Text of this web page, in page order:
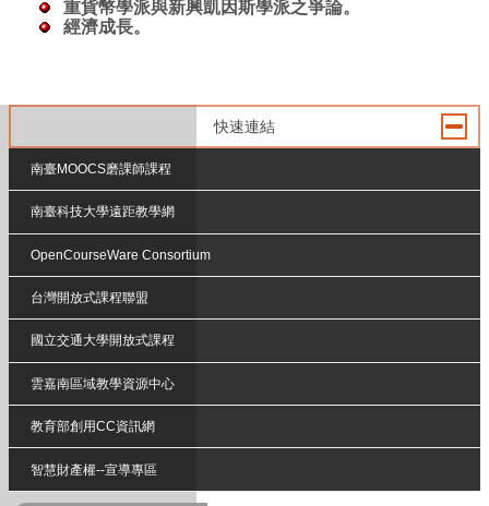
重貨幣學派與新興凱因斯學派之爭論。
經濟成長。
快速連結
南臺MOOCS磨課師課程
南臺科技大學遠距教學網
OpenCourseWare Consortium
台灣開放式課程聯盟
國立交通大學開放式課程
雲嘉南區域教學資源中心
教育部創用CC資訊網
智慧財產權--宣導專區